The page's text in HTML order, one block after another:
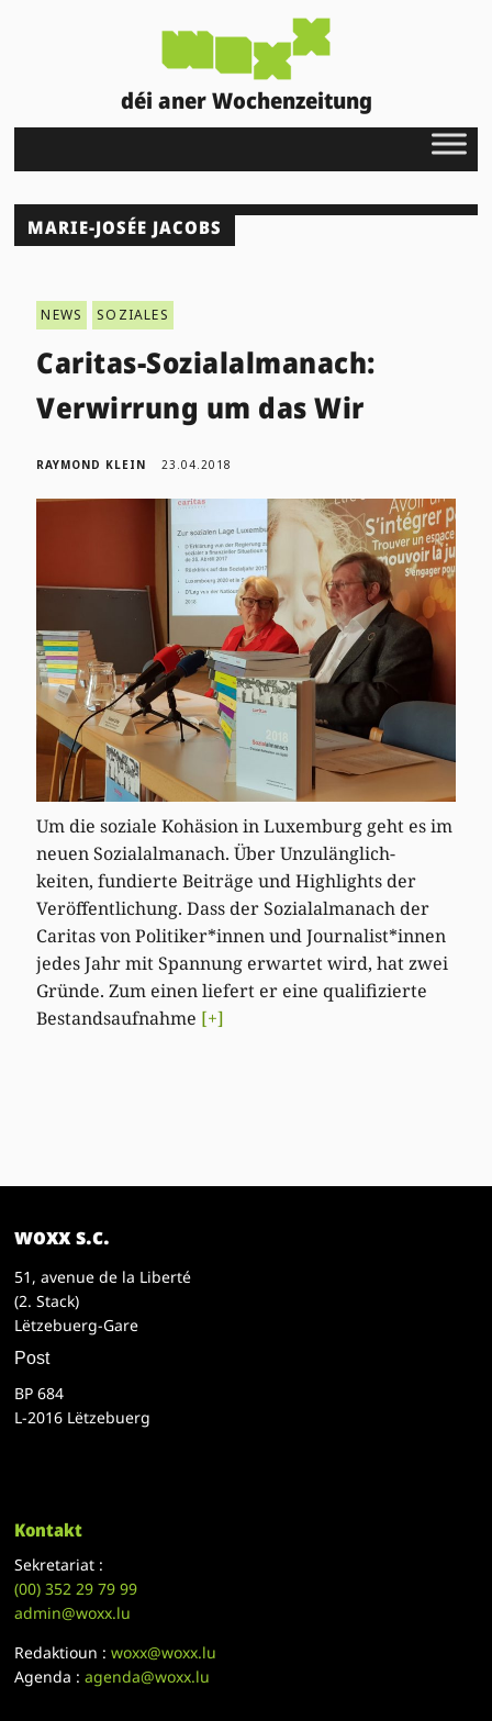
déi aner Wochenzeitung
MARIE-JOSÉE JACOBS
NEWS SOZIALES
Caritas-Sozialalmanach:
Verwirrung um das Wir
RAYMOND KLEIN 23.04.2018
Um die soziale Kohäsion in Luxemburg geht es im
neuen Sozialalmanach. Über Unzulänglich-
keiten, fundierte Beiträge und Highlights der
Veröffentlichung. Dass der Sozialalmanach der
Caritas von Politiker*innen und Journalist*innen
jedes Jahr mit Spannung erwartet wird, hat zwei
Gründe. Zum einen liefert er eine qualifizierte
Bestandsaufnahme [+]
woxx s.c.
51, avenue de la Liberté
(2. Stack)
Lëtzebuerg-Gare
Post
BP 684
L-2016 Lëtzebuerg
Kontakt
Sekretariat :
(00)352 29 79 99
admin@woxx.lu
Redaktioun :woxx@woxx.lu
Agenda :agenda@woxx.lu